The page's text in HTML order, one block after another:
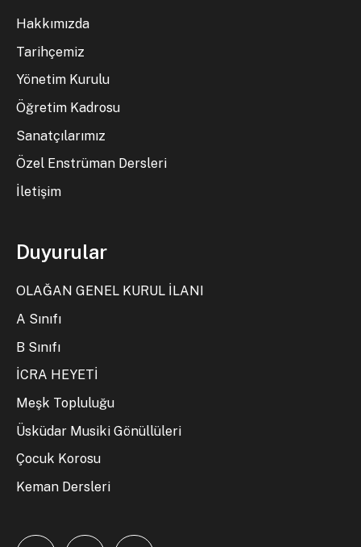
Hakkımızda
Tarihçemiz
Yönetim Kurulu
Öğretim Kadrosu
Sanatçılarımız
Özel Enstrüman Dersleri
İletişim
Duyurular
OLAĞAN GENEL KURUL İLANI
A Sınıfı
B Sınıfı
İCRA HEYETİ
Meşk Topluluğu
Üsküdar Musiki Gönüllüleri
Çocuk Korosu
Keman Dersleri